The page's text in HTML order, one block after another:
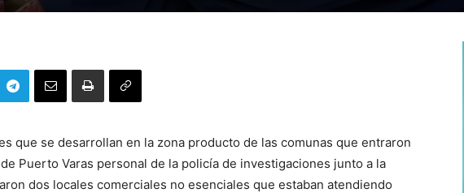
que se desarrollan en la zona producto de las comunas que entraron
Puerto Varas personal de la policía de investigaciones junto a la
dos locales comerciales no esenciales que estaban atendiendo